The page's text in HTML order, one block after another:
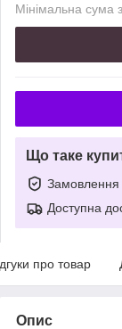
Мінімальна сума
Що таке
Замовлення
Доступна
про товар
Опис